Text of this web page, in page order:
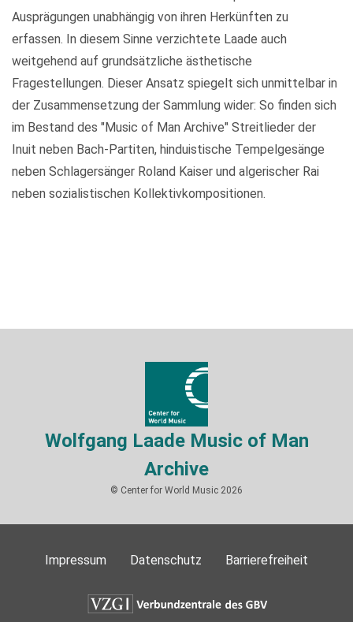
Ausprägungen unabhängig von ihren Herkünften zu
erfassen. In diesem Sinne verzichtete Laade auch
weitgehend auf grundsätzliche ästhetische
Fragestellungen. Dieser Ansatz spiegelt sich unmittelbar in
der Zusammensetzung der Sammlung wider: So finden sich
im Bestand des "Music of Man Archive" Streitlieder der
Inuit neben Bach-Partiten, hinduistische Tempelgesänge
neben Schlagersänger Roland Kaiser und algerischer Rai
neben sozialistischen Kollektivkompositionen.
Wolfgang Laade Music of Man
Archive
© Center for World Music 2026
Impressum Datenschutz Barrierefreiheit